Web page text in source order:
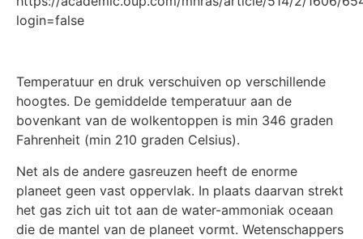
login=false
Temperatuur en druk verschuiven op verschillende
hoogtes. De gemiddelde temperatuur aan de
bovenkant van de wolkentoppen is min 346 graden
Fahrenheit (min 210 graden Celsius).
Net als de andere gasreuzen heeft de enorme
planeet geen vast oppervlak. In plaats daarvan strekt
het gas zich uit tot aan de water-ammoniak oceaan
die de mantel van de planeet vormt. Wetenschappers